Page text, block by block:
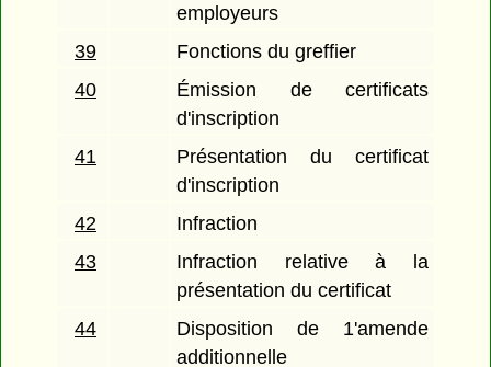
employeurs
39
Fonctions du greffier
40
Émission de certificats
d'inscription
41
Présentation du certificat
d'inscription
42
Infraction
43
Infraction relative à la
présentation du certificat
44
Disposition de 1'amende
additionnelle